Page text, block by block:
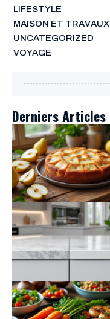
LIFESTYLE
MAISON ET TRAVAUX
UNCATEGORIZED
VOYAGE
Derniers Articles